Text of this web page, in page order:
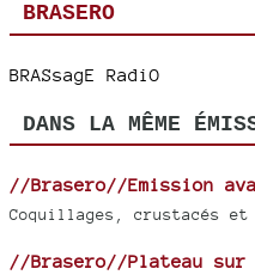
BRASERO
BRASsagE RadiO
DANS LA MÊME
//Brasero//Emission
Coquillages, crustacés
//Brasero//Plateau